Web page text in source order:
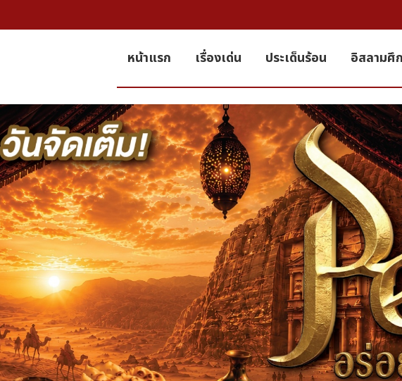
หน้าแรก เรื่องเด่น ประเด็นร้อน อิสลามศึ